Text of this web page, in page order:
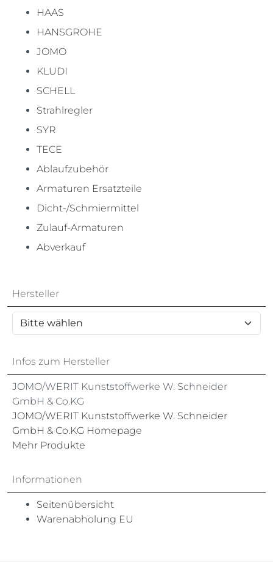
HAAS
HANSGROHE
JOMO
KLUDI
SCHELL
Strahlregler
SYR
TECE
Ablaufzubehör
Armaturen Ersatzteile
Dicht-/Schmiermittel
Zulauf-Armaturen
Abverkauf
Hersteller
Infos zum Hersteller
JOMO/WERIT Kunststoffwerke W. Schneider
GmbH & Co.KG
JOMO/WERIT Kunststoffwerke W. Schneider
GmbH & Co.KG Homepage
Mehr Produkte
Informationen
Seitenübersicht
Warenabholung EU